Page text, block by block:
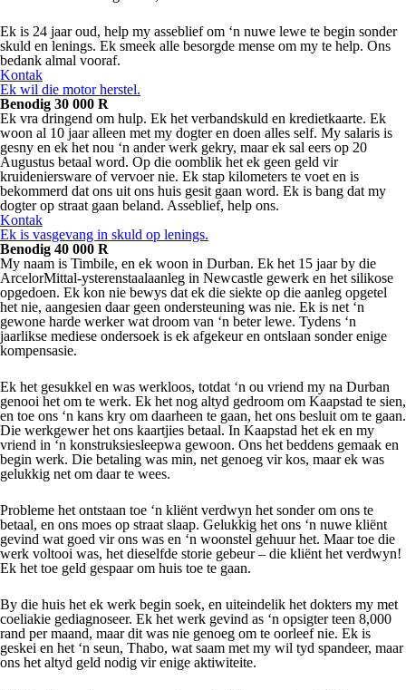
Ek is 24 jaar oud, help my asseblief om ‘n nuwe lewe te begin sonder
skuld en lenings. Ek smeek alle besorgde mense om my te help. Ons
bedank almal vooraf.
Kontak
Ek wil die motor herstel.
Benodig 30 000 R
Ek vra dringend om hulp. Ek het verbandskuld en kredietkaarte. Ek
woon al 10 jaar alleen met my dogter en doen alles self. My salaris is
gesny en ek het nou ‘n ander werk gekry, maar ek sal eers op 20
Augustus betaal word. Op die oomblik het ek geen geld vir
kruideniersware of vervoer nie. Ek stap kilometers te voet en is
bekommerd dat ons uit ons huis gesit gaan word. Ek is bang dat my
dogter op straat gaan beland. Asseblief, help ons.
Kontak
Ek is vasgevang in skuld op lenings.
Benodig 40 000 R
My naam is Timbile, en ek woon in Durban. Ek het 15 jaar by die
ArcelorMittal-ysterenstaalaanleg in Newcastle gewerk en het silikose
opgedoen. Ek kon nie bewys dat ek die siekte op die aanleg opgetel
het nie, aangesien daar geen ondersteuning was nie. Ek is net ‘n
gewone harde werker wat droom van ‘n beter lewe. Tydens ‘n
jaarlikse mediese ondersoek is ek afgekeur en ontslaan sonder enige
kompensasie.
Ek het gesukkel en was werkloos, totdat ‘n ou vriend my na Durban
genooi het om te werk. Ek het nog altyd gedroom om Kaapstad te sien,
en toe ons ‘n kans kry om daarheen te gaan, het ons besluit om te gaan.
Die werkgewer het ons kaartjies betaal. In Kaapstad het ek en my
vriend in ‘n konstruksiesleepwa gewoon. Ons het beddens gemaak en
begin werk. Die betaling was min, net genoeg vir kos, maar ek was
gelukkig net om daar te wees.
Probleme het ontstaan toe ‘n kliënt verdwyn het sonder om ons te
betaal, en ons moes op straat slaap. Gelukkig het ons ‘n nuwe kliënt
gevind wat goed vir ons was en ‘n woonstel gehuur het. Maar toe die
werk voltooi was, het dieselfde storie gebeur – die kliënt het verdwyn!
Ek het toe geld gespaar om huis toe te gaan.
By die huis het ek werk begin soek, en uiteindelik het dokters my met
coeliakie gediagnoseer. Ek het werk gevind as ‘n opsigter teen 8,000
rand per maand, maar dit was nie genoeg om te oorleef nie. Ek is
geskei en het ‘n seun, Thabo, wat saam met my wil tyd spandeer, maar
ons het altyd geld nodig vir enige aktiwiteite.